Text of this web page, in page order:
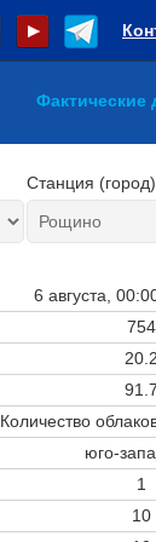
Фактические
Станция (город)
6 августа,
754
20.2
91.7
Количество
юго-
1
10